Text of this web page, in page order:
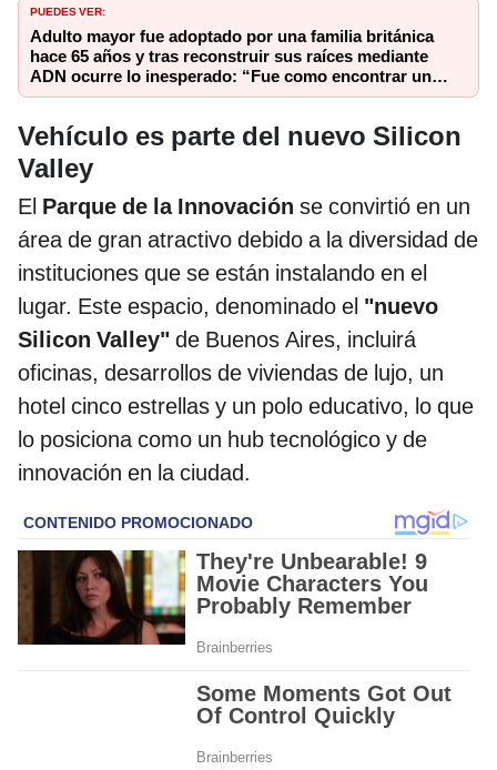
PUEDES VER:
Adulto mayor fue adoptado por una familia británica
hace 65 años y tras reconstruir sus raíces mediante
ADN ocurre lo inesperado: “Fue como encontrar una
aguja en un pajar”
Vehículo es parte del nuevo Silicon
Valley
El Parque de la Innovación se convirtió en un
área de gran atractivo debido a la diversidad de
instituciones que se están instalando en el
lugar. Este espacio, denominado el "nuevo
Silicon Valley" de Buenos Aires, incluirá
oficinas, desarrollos de viviendas de lujo, un
hotel cinco estrellas y un polo educativo, lo que
lo posiciona como un hub tecnológico y de
innovación en la ciudad.